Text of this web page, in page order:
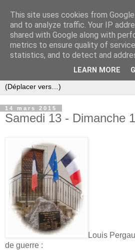
14 mars 2015
Samedi 13 - Dimanche
Louis
de guerre :
This site uses cookies from
and to analyze traffic. Your IP
shared with Google along with
metrics to ensure quality of
statistics, and to detect and
LEARN MORE